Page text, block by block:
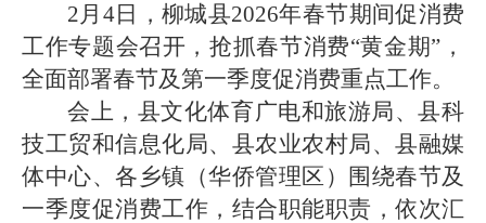
网上办事
互动回应
数据专题
2月4日，柳城县2026年春节期间促消费
工作专题会召开，抢抓春节消费“黄金期”，
全面部署春节及第一季度促消费重点工作。
会上，县文化体育广电和旅游局、县科
技工贸和信息化局、县农业农村局、县融媒
体中心、各乡镇（华侨管理区）围绕春节及
一季度促消费工作，结合职能职责，依次汇